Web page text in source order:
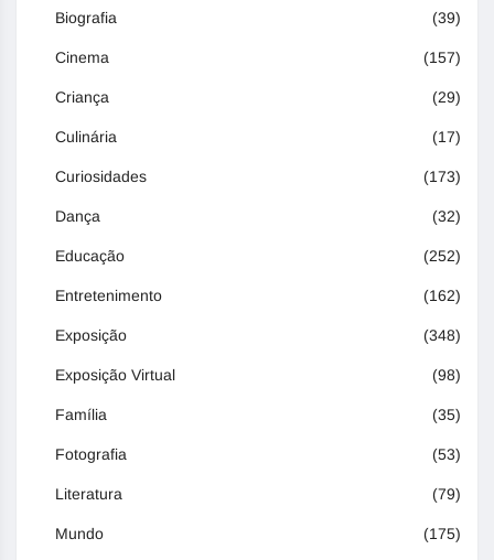
Biografia (39)
Cinema (157)
Criança (29)
Culinária (17)
Curiosidades (173)
Dança (32)
Educação (252)
Entretenimento (162)
Exposição (348)
Exposição Virtual (98)
Família (35)
Fotografia (53)
Literatura (79)
Mundo (175)